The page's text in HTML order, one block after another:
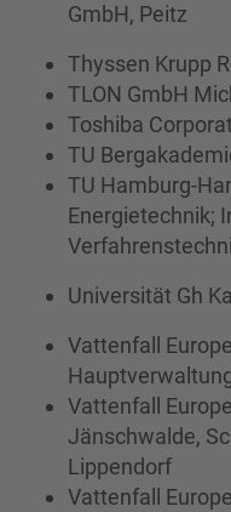
GmbH, Peitz
Thyssen Krupp
TLON GmbH
Toshiba
TU
TU Hamburg-
Energietechnik;
Universität Gh
Vattenfall
Vattenfall
Jänschwalde,
Lippendorf
Vattenfall